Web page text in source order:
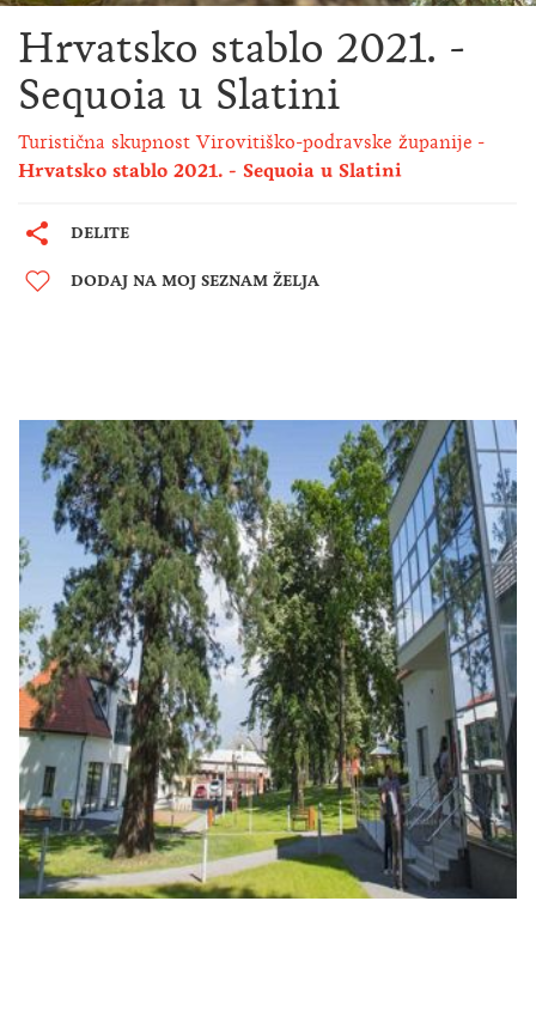
Hrvatsko stablo 2021. -
Sequoia u Slatini
Turistična skupnost Virovitiško-podravske županije
Hrvatsko stablo 2021. - Sequoia u Slatini
DELITE
DODAJ NA MOJ SEZNAM ŽELJA